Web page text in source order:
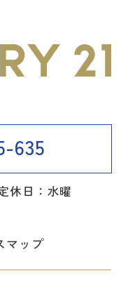
635
休日：水曜
マップ